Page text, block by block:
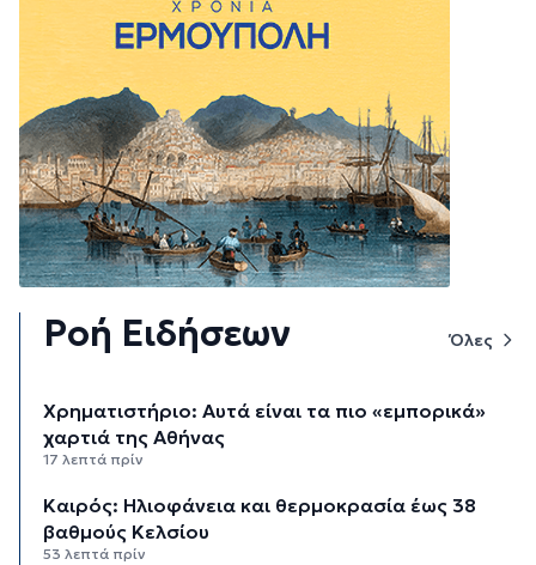
Ροή Ειδήσεων Όλες
Χρηματιστήριο: Αυτά είναι τα πιο «εμπορικά»
χαρτιά της Αθήνας
17 λεπτά πρίν
Καιρός: Ηλιοφάνεια και θερμοκρασία έως 38
βαθμούς Κελσίου
53 λεπτά πρίν